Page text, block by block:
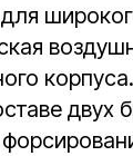
двух